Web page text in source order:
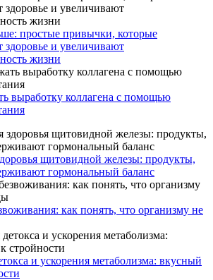
простые привычки, которые
и увеличивают
жизни
выработку коллагена с помощью
щитовидной железы: продукты,
гормональный баланс
как понять, что организму не
и ускорения метаболизма: вкусный